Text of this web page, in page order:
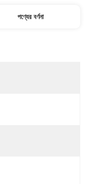
পণ্যের বর্ণনা